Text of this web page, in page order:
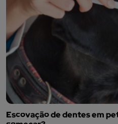
Escovação de dentes em